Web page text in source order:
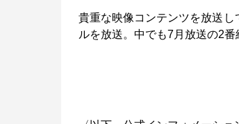
貴重な映像コンテンツを放送
ルを放送。中でも7月放送の2